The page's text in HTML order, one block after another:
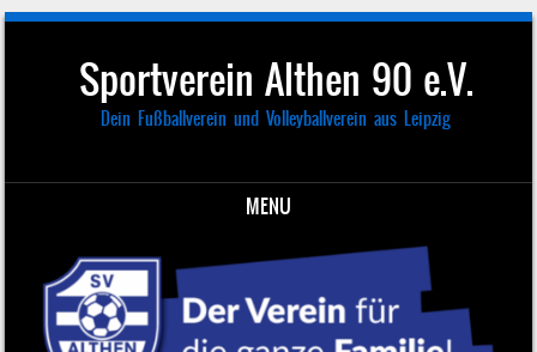
Sportverein Althen 90 e.V.
Dein Fußballverein und Volleyballverein aus Leipzig
MENU